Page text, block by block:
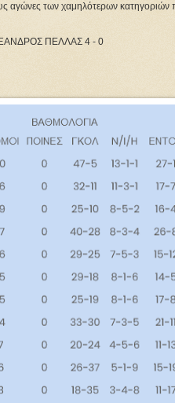
αγώνες των χαμηλότερων
ΠΕΛΛΑΣ 4 - 0